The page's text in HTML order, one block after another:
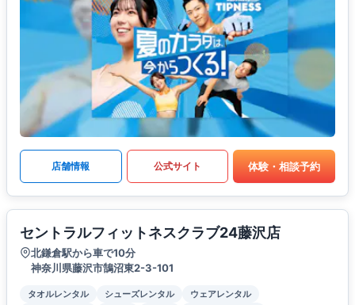
店舗情報 公式サイト 体験・相談予約
セントラルフィットネスクラブ24藤沢店
北鎌倉駅から車で10分
神奈川県藤沢市鵠沼東2-3-101
タオルレンタル シューズレンタル
ウェアレンタル